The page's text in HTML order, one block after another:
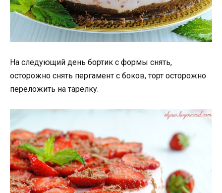
На следующий день бортик с формы снять,
осторожно снять пергамент с боков, торт осторожно
переложить на тарелку.